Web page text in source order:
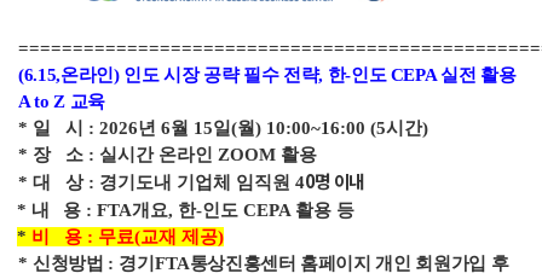
(6.15,온라인) 인도 시장 공략 필수 전략, 한-인도 CEPA 실전 활용
A to Z 교육
* 일 시 : 2026년 6월 15일(월) 10:00~16:00 (5시간)
* 장 소 : 실시간 온라인 ZOOM 활용
* 대 상: 경기도내 기업체 임직원 40명 이내
* 내 용 : FTA개요, 한-인도 CEPA 활용 등
* 비 용 : 무료(교재 제공)
* 신청방법 : 경기 FTA통상진흥센터 홈페이지 개인 회원가입 후